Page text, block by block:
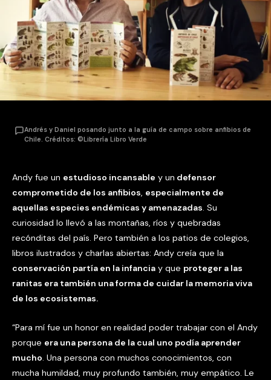
Andrés y Daniel posando junto a la guía de campo sobre anfibios de
Chile. Créditos: ©Librería Libro Verde
Andy fue un estudioso incansable y un defensor
comprometido de los anfibios, especialmente de
aquellas especies endémicas y amenazadas. Su
curiosidad lo llevó a las montañas, ríos y quebradas
recónditas del país. Pero también a los patios de colegios,
libros ilustrados y charlas abiertas: Andy creía que la
conservación partía en la infancia y que proteger a las
ranitas era también una forma de cuidar la memoria viva
de los ecosistemas.
“Para mí fue un honor en realidad poder trabajar con el Andy
porque era una persona de la cual uno podía aprender
mucho. Una persona con muchos conocimientos, con
mucha humildad, muy profundo también, muy empático. Le